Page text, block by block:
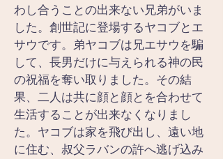
わし合うことの出来ない兄弟がいま
した。創世記に登場するヤコブとエ
サウです。弟ヤコブは兄エサウを騙
して、長男だけに与えられる神の民
の祝福を奪い取りました。その結
果、二人は共に顔と顔とを合わせて
生活することが出来なくなりまし
た。ヤコブは家を飛び出し、遠い地
に住む、叔父ラバンの許へ逃げ込み